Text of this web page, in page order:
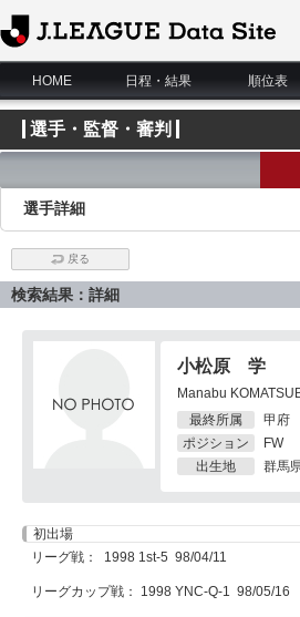
J.League Data Site
HOME
日程・結果 順位表
選手・監督・審判
選手詳細
戻る
検索結果：詳細
小松原 学
Manabu
最終所属
甲府
ポジション
FW
出生地
群馬
初出場
リーグ戦： 1998 1st-5 98/04/11
リーグカップ戦： 1998 YNC-Q-1 98/05/16